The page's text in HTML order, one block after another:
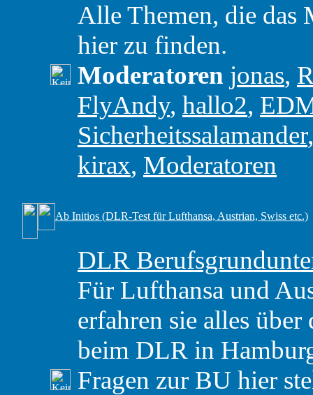
Alle Themen, die das
hier zu finden.
Moderatoren jonas,
FlyAndy, hallo2,
Sicherheitssalamander
kirax, Moderatoren
Ab Initios (DLR-Test für Lufthansa, Austrian, Swiss etc.)
DLR
Für Lufthansa und
erfahren sie alles
beim DLR in
Fragen zur BU hier